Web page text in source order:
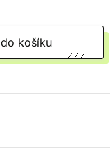
do košíku